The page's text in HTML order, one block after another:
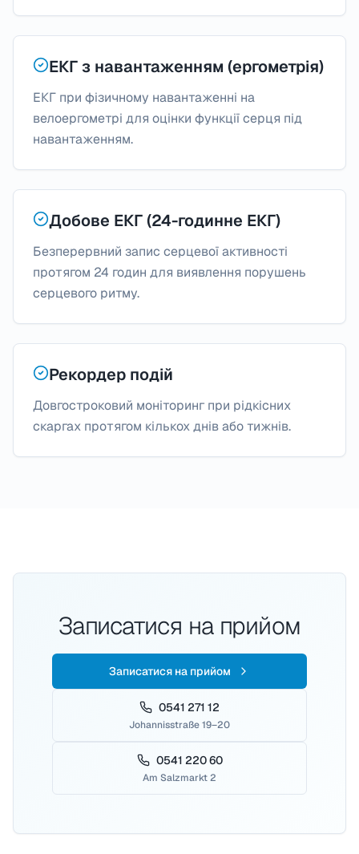
ЕКГ з навантаженням (ергометрія)
ЕКГ при фізичному навантаженні на
велоергометрі для оцінки функції серця під
навантаженням.
Добове ЕКГ (24-годинне ЕКГ)
Безперервний запис серцевої активності
протягом 24 годин для виявлення порушень
серцевого ритму.
Рекордер подій
Довгостроковий моніторинг при рідкісних
скаргах протягом кількох днів або тижнів.
Записатися на прийом
Записатися на прийом
0541 271 12
Johannisstraße 19–20
0541 220 60
Am Salzmarkt 2